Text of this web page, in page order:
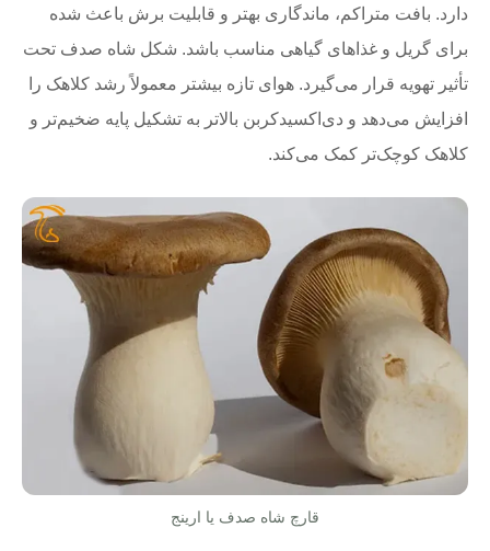
دارد. بافت متراکم، ماندگاری بهتر و قابلیت برش باعث شده
برای گریل و غذاهای گیاهی مناسب باشد. شکل شاه صدف تحت
تأثیر تهویه قرار می‌گیرد. هوای تازه بیشتر معمولاً رشد کلاهک را
افزایش می‌دهد و دی‌اکسیدکربن بالاتر به تشکیل پایه ضخیم‌تر و
کلاهک کوچک‌تر کمک می‌کند.
قارچ شاه صدف یا ارینج